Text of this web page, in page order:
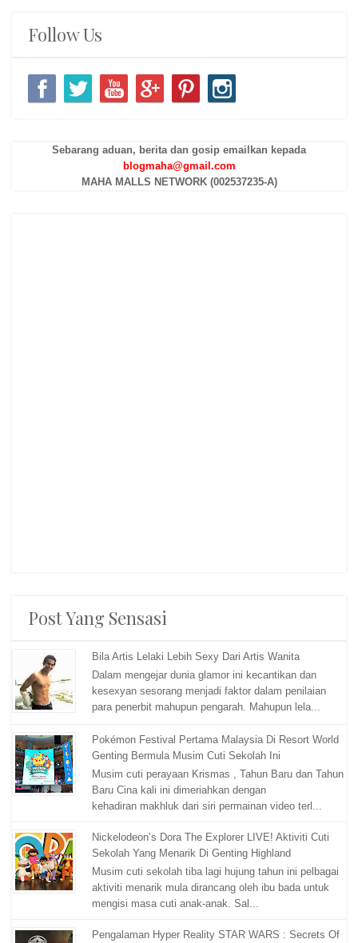
Follow Us
Sebarang aduan, berita dan gosip emailkan kepada
blogmaha@gmail.com
MAHA MALLS NETWORK (002537235-A)
Post Yang Sensasi
Bila Artis Lelaki Lebih Sexy Dari Artis Wanita
Dalam mengejar dunia glamor ini kecantikan dan
kesexyan sesorang menjadi faktor dalam penilaian
para penerbit mahupun pengarah. Mahupun lela...
Pokémon Festival Pertama Malaysia Di Resort World
Genting Bermula Musim Cuti Sekolah Ini
Musim cuti perayaan Krismas , Tahun Baru dan Tahun
Baru Cina kali ini dimeriahkan dengan
kehadiran makhluk dari siri permainan video terl...
Nickelodeon’s Dora The Explorer LIVE! Aktiviti Cuti
Sekolah Yang Menarik Di Genting Highland
Musim cuti sekolah tiba lagi hujung tahun ini pelbagai
aktiviti menarik mula dirancang oleh ibu bada untuk
mengisi masa cuti anak-anak. Sal...
Pengalaman Hyper Reality STAR WARS : Secrets Of